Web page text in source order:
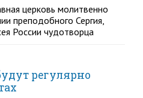
церковь молитвенно
преподобного Сергия,
России чудотворца
регулярно